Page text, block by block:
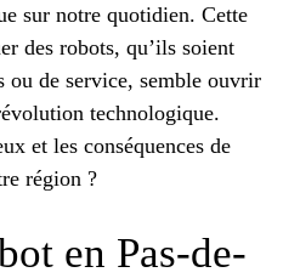
sur notre quotidien. Cette
des robots, qu’ils soient
ou de service, semble ouvrir
technologique.
et les conséquences de
région ?
en Pas-de-